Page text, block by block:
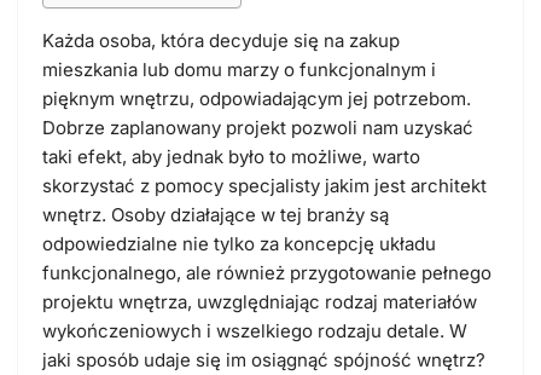
Każda osoba, która decyduje się na zakup
mieszkania lub domu marzy o funkcjonalnym i
pięknym wnętrzu, odpowiadającym jej potrzebom.
Dobrze zaplanowany projekt pozwoli nam uzyskać
taki efekt, aby jednak było to możliwe, warto
skorzystać z pomocy specjalisty jakim jest architekt
wnętrz. Osoby działające w tej branży są
odpowiedzialne nie tylko za koncepcję układu
funkcjonalnego, ale również przygotowanie pełnego
projektu wnętrza, uwzględniając rodzaj materiałów
wykończeniowych i wszelkiego rodzaju detale. W
jaki sposób udaje się im osiągnąć spójność wnętrz?